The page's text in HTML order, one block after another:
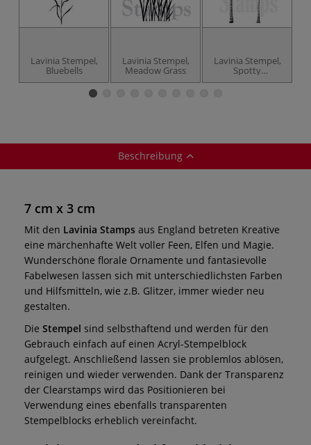
Lavinia Stempel,
Bluebells
Lavinia Stempel,
Meadow Grass
Lavinia Stempel,
Spotty
Toadstoole
Beschreibung
7 cm x 3 cm
Mit den Lavinia Stamps aus England betreten Kreative
eine märchenhafte Welt voller Feen, Elfen und Magie.
Wunderschöne florale Ornamente und fantasievolle
Fabelwesen lassen sich mit unterschiedlichsten Farben
und Hilfsmitteln, wie z.B. Glitzer, immer wieder neu
gestalten.
Die Stempel sind selbsthaftend und werden für den
Gebrauch einfach auf einen Acryl-Stempelblock
aufgelegt. Anschließend lassen sie problemlos ablösen,
reinigen und wieder verwenden. Dank der Transparenz
der Clearstamps wird das Positionieren bei
Verwendung eines ebenfalls transparenten
Stempelblocks erheblich vereinfacht.